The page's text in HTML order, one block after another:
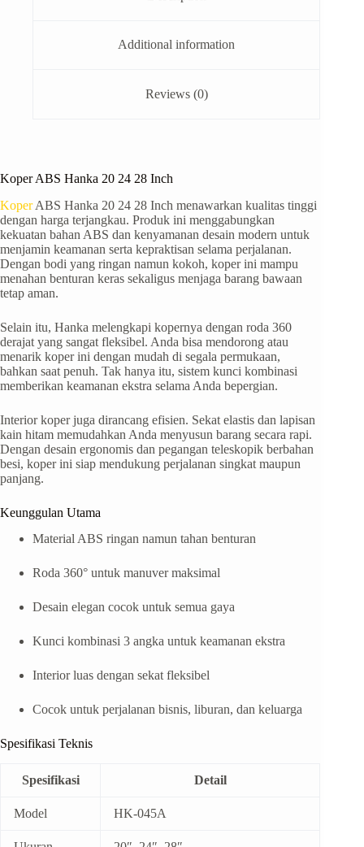
Additional information
Reviews (0)
Koper ABS Hanka 20 24 28 Inch
KoperABS Hanka 20 24 28 Inch menawarkan kualitas tinggi
dengan harga terjangkau. Produk ini menggabungkan
kekuatan bahan ABS dan kenyamanan desain modern untuk
menjamin keamanan serta kepraktisan selama perjalanan.
Dengan bodi yang ringan namun kokoh, koper ini mampu
menahan benturan keras sekaligus menjaga barang bawaan
tetap aman.
Selain itu, Hanka melengkapi kopernya dengan roda 360
derajat yang sangat fleksibel. Anda bisa mendorong atau
menarik koper ini dengan mudah di segala permukaan,
bahkan saat penuh. Tak hanya itu, sistem kunci kombinasi
memberikan keamanan ekstra selama Anda bepergian.
Interior koper juga dirancang efisien. Sekat elastis dan lapisan
kain hitam memudahkan Anda menyusun barang secara rapi.
Dengan desain ergonomis dan pegangan teleskopik berbahan
besi, koper ini siap mendukung perjalanan singkat maupun
panjang.
Keunggulan Utama
Material ABS ringan namun tahan benturan
Roda 360° untuk manuver maksimal
Desain elegan cocok untuk semua gaya
Kunci kombinasi 3 angka untuk keamanan ekstra
Interior luas dengan sekat fleksibel
Cocok untuk perjalanan bisnis, liburan, dan keluarga
Spesifikasi Teknis
Spesifikasi Detail
Model HK-045A